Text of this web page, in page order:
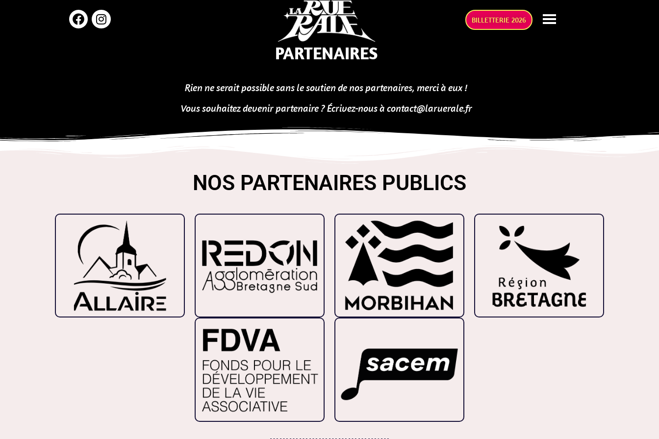
BILLETTERIE 2026
PARTENAIRES
Rien ne serait possible sans le soutien de nos partenaires, merci à eux !
Vous souhaitez devenir partenaire ? Écrivez-nous à contact@laruerale.fr
NOS PARTENAIRES PUBLICS
…………………………….…